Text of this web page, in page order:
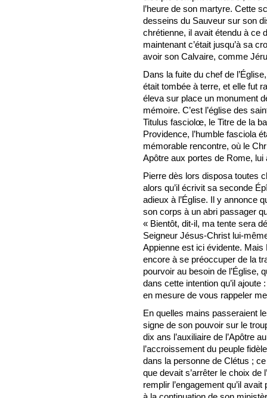
l’heure de son martyre. Cette
desseins du Sauveur sur son
chrétienne, il avait étendu à ce
maintenant c’était jusqu’à sa
avoir son Calvaire, comme
Dans la fuite du chef de
était tombée à terre, et elle fut
éleva sur place un monument
mémoire. C’est l’église des
Titulus fasciolœ, le Titre de la
Providence, l’humble fasciola
mémorable rencontre, où le
Apôtre aux portes de Rome,
Pierre dès lors disposa toutes
alors qu’il écrivit sa seconde
adieux à l’Église. Il y annonce
son corps à un abri passager
« Bientôt, dit-il, ma tente sera
Seigneur Jésus-Christ lui-
Appienne est ici évidente.
encore à se préoccuper de la
pourvoir au besoin de l’Église,
dans cette intention qu’il ajoute
en mesure de vous rappeler
En quelles mains passeraient
signe de son pouvoir sur le
dix ans l’auxiliaire de l’Apôtre
l’accroissement du peuple
dans la personne de Clétus ; ce
que devait s’arrêter le choix de
remplir l’engagement qu’il